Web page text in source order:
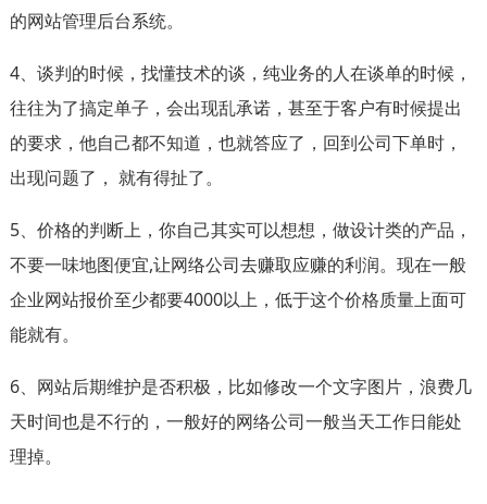
的网站管理后台系统。
4、谈判的时候，找懂技术的谈，纯业务的人在谈单的时候，
往往为了搞定单子，会出现乱承诺，甚至于客户有时候提出
的要求，他自己都不知道，也就答应了，回到公司下单时，
出现问题了， 就有得扯了。
5、价格的判断上，你自己其实可以想想，做设计类的产品，
不要一味地图便宜,让网络公司去赚取应赚的利润。现在一般
企业网站报价至少都要4000以上，低于这个价格质量上面可
能就有。
6、网站后期维护是否积极，比如修改一个文字图片，浪费几
天时间也是不行的，一般好的网络公司一般当天工作日能处
理掉。